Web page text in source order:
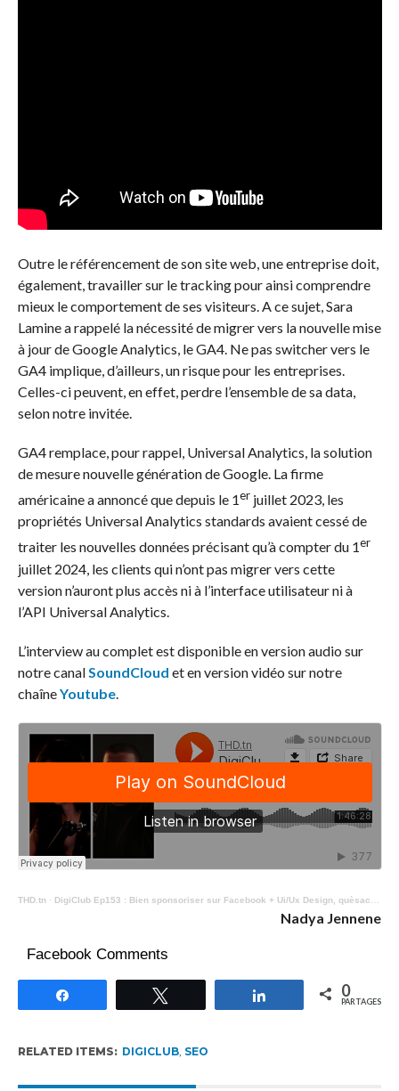
Outre le référencement de son site web, une entreprise doit,
également, travailler sur le tracking pour ainsi comprendre
mieux le comportement de ses visiteurs. A ce sujet, Sara
Lamine a rappelé la nécessité de migrer vers la nouvelle mise
à jour de Google Analytics, le GA4. Ne pas switcher vers le
GA4 implique, d’ailleurs, un risque pour les entreprises.
Celles-ci peuvent, en effet, perdre l’ensemble de sa data,
selon notre invitée.
GA4 remplace, pour rappel, Universal Analytics, la solution
de mesure nouvelle génération de Google. La firme
américaine a annoncé que depuis le 1erjuillet 2023, les
propriétés Universal Analytics standards avaient cessé de
traiter les nouvelles données précisant qu’à compter du 1er
juillet 2024, les clients qui n’ont pas migrer vers cette
version n’auront plus accès ni à l’interface utilisateur ni à
l’API Universal Analytics.
L’interview au complet est disponible en version audio sur
notre canal SoundCloud et en version vidéo sur notre
chaîneYoutube.
THD.tn· DigiClub Ep153 : Bien sponsoriser sur Facebook + Ui/Ux Design, quèsaco ?
Nadya Jennene
Facebook Comments
Partagez 0
PARTAGES
RELATED ITEMS: DIGICLUB, SEO